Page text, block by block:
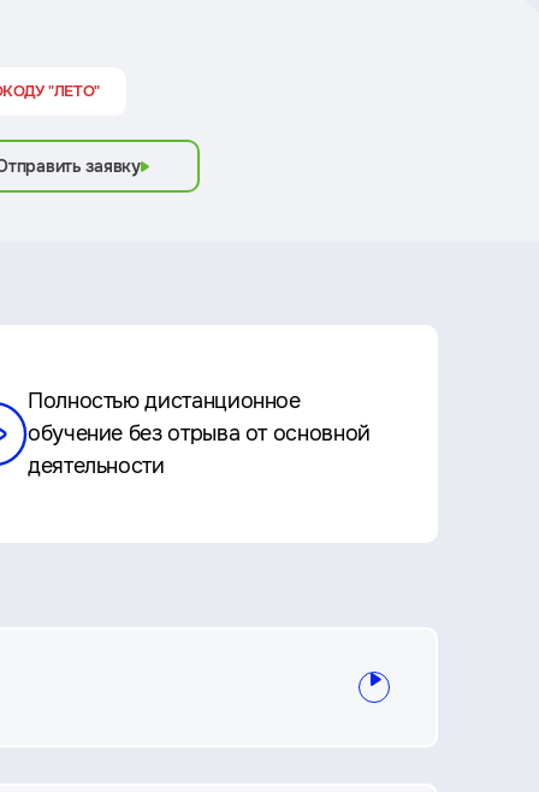
"ЛЕТО"
заявку
Полностью дистанционное
обучение без отрыва от основной
деятельности